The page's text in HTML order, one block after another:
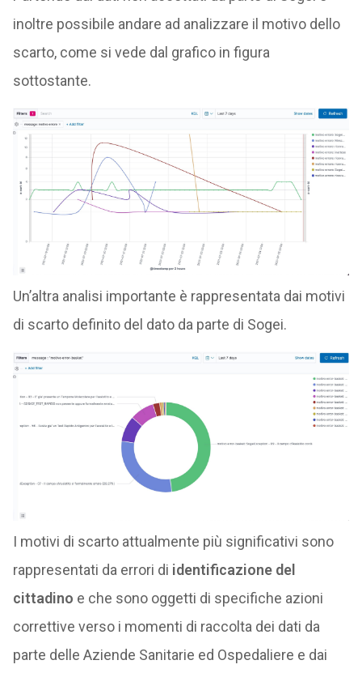
inoltre possibile andare ad analizzare il motivo dello
scarto, come si vede dal grafico in figura
sottostante.
Un’altra analisi importante è rappresentata dai motivi
di scarto definito del dato da parte di Sogei.
I motivi di scarto attualmente più significativi sono
rappresentati da errori di identificazione del
cittadino e che sono oggetti di specifiche azioni
correttive verso i momenti di raccolta dei dati da
parte delle Aziende Sanitarie ed Ospedaliere e dai